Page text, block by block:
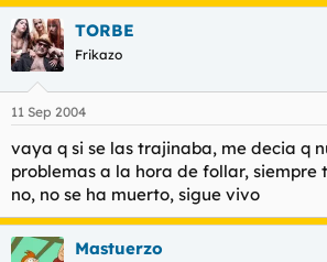
TORBE
Frikazo
11 Sep 2004
vaya q si se las trajinaba, me decia q
problemas a la hora de follar, siempre
no, no se ha muerto, sigue vivo
Mastuerzo